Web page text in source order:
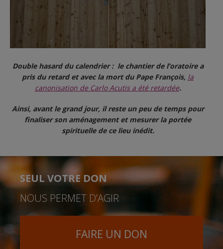
Double hasard du calendrier : le chantier de l’oratoire a
pris du retard etavec la mort du Pape François, la
canonisation de Carlo Acutis a été retardée.
Ainsi, avant le grand jour, il reste un peu de temps pour
finaliser son aménagementet mesurer la portée
spirituelle de ce lieu inédit.
SEUL VOTRE DON
NOUS PERMET D’AGIR
FAIRE UN DON